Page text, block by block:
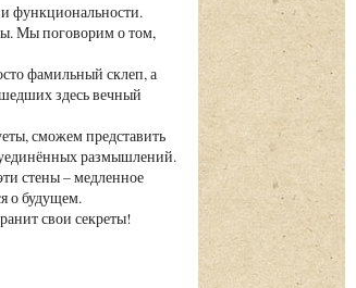
функциональности.
Мы поговорим о том,
фамильный склеп, а
здесь вечный
сможем представить
уединённых размышлений.
стены – медленное
о будущем.
свои секреты!